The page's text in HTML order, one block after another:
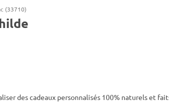
(33710)
des cadeaux personnalisés 100% naturels et